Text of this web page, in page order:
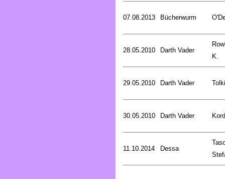
07.08.2013 Bücherwurm
28.05.2010 Darth Vader
K.
29.05.2010 Darth Vader
30.05.2010 Darth Vader
11.10.2014 Dessa